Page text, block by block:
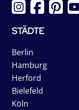
STÄDTE
Berlin
Hamburg
Herford
Bielefeld
Köln